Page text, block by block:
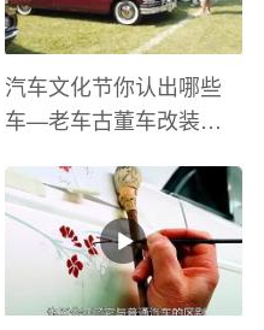
汽车文化节你认出哪些
车—老车古董车改装车